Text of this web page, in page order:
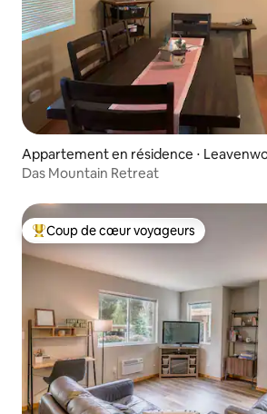
Appartement en résidence ⋅
Das Mountain Retreat
Coups de cœur voyageurs les plus
Coup de cœur voyageurs